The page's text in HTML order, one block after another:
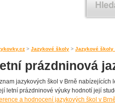
> Jazykové školy > Jazykové školy
prázdninová
jazykových škol v Brně nabízejících
letní prázdninové výuky hodnotí její
a hodnocení jazykových škol v Brně